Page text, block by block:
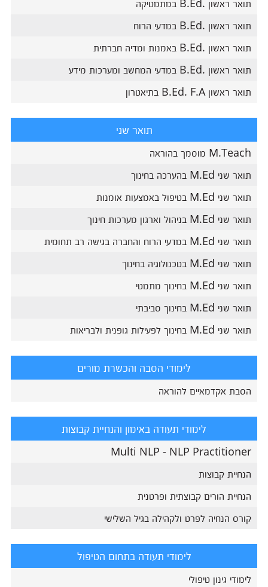
תואר ראשון .B.Ed במתמטיקה
תואר ראשון .B.Ed במדעי הרוח
תואר ראשון .B.Ed באמנות ומדיה חברתית
תואר ראשון .B.Ed במדעי המחשב ומערכות מידע
תואר ראשון B.Ed. F.A בתיאטרון
תואר שני
M.Teach מוסמך בהוראה
תואר שני M.Ed בהערכה בחינוך
תואר שני M.Ed בטיפול באמצעות אומנות
תואר שני M.Ed בניהול וארגון מערכות חינוך
תואר שני M.Ed במדעי הרוח והחברה בגישה רב תחומית
תואר שני M.Ed בטכנולוגיה בחינוך
תואר שני M.Ed בחינוך מתמטי
תואר שני M.Ed בחינוך סביבתי
תואר שני M.Ed בחינוך לפעילות גופנית ולבריאות
לימודי הסבה והכשרת מורים
הסבת אקדמאיים להוראה
לימודי תעודה באימון והנחיית קבוצות
Multi NLP - NLP Practitioner
הנחיית קבוצות
הנחיית הורים קבוצתית ופרטנית
קורס הנחיה לפרט ולקהילה בגיל השלישי
לימודי תעודה בתחום הטיפול
לימודי גינון טיפולי